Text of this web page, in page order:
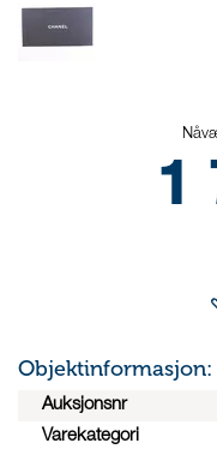
1
Objektinformasjon:
Auksjonsnr
Varekategori